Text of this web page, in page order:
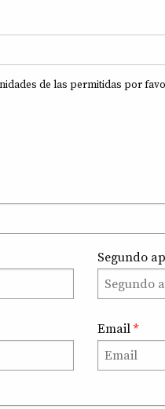
de las permitidas por
Segundo
Email*